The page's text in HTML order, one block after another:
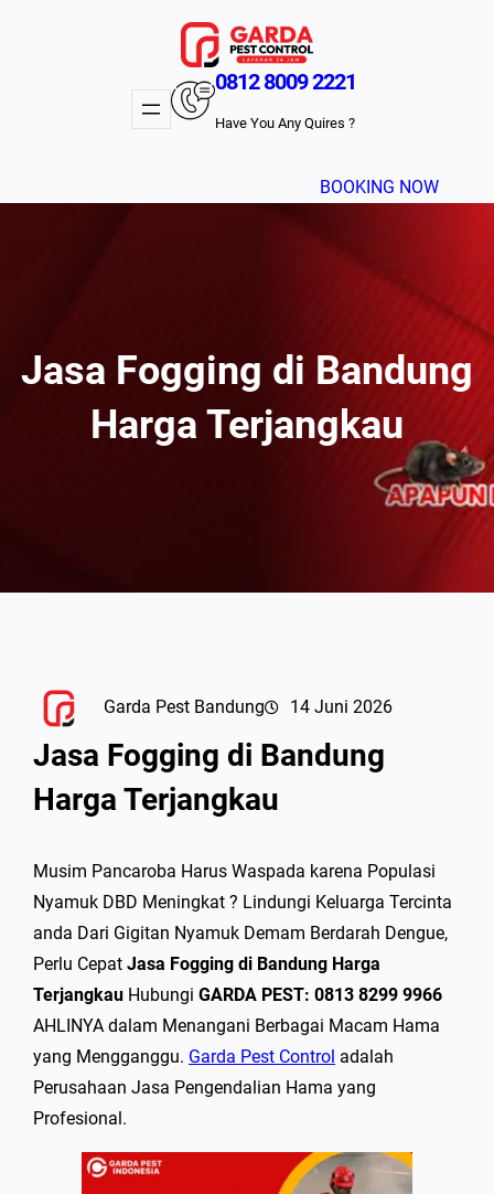
0812 8009 2221
Have You Any Quires ?
BOOKING NOW
Jasa Fogging di Bandung
Harga Terjangkau
Garda Pest Bandung 14 Juni 2026
Jasa Fogging di Bandung
Harga Terjangkau
Musim Pancaroba Harus Waspada karena Populasi
Nyamuk DBD Meningkat ? Lindungi Keluarga Tercinta
anda Dari Gigitan Nyamuk Demam Berdarah Dengue,
Perlu Cepat Jasa Fogging di Bandung Harga
Terjangkau Hubungi GARDA PEST: 0813 8299 9966
AHLINYA dalam Menangani Berbagai Macam Hama
yang Mengganggu. Garda Pest Control adalah
Perusahaan Jasa Pengendalian Hama yang
Profesional.